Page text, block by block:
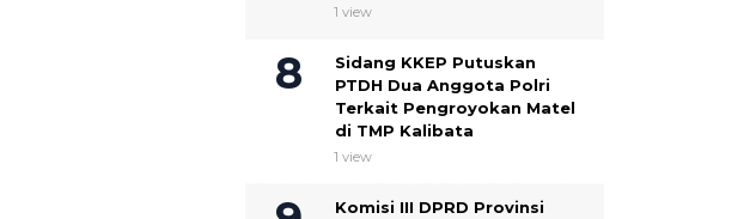
1 view
Sidang KKEP Putuskan
PTDH Dua Anggota Polri
Terkait Pengroyokan Matel
di TMP Kalibata
1 view
Komisi III DPRD Provinsi